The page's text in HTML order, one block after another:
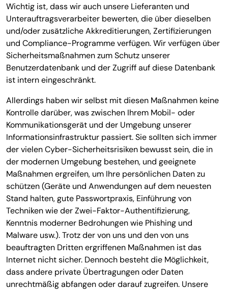
Wichtig ist, dass wir auch unsere Lieferanten und
Unterauftragsverarbeiter bewerten, die über dieselben
und/oder zusätzliche Akkreditierungen, Zertifizierungen
und Compliance-Programme verfügen. Wir verfügen über
Sicherheitsmaßnahmen zum Schutz unserer
Benutzerdatenbank und der Zugriff auf diese Datenbank
ist intern eingeschränkt.
Allerdings haben wir selbst mit diesen Maßnahmen keine
Kontrolle darüber, was zwischen Ihrem Mobil- oder
Kommunikationsgerät und der Umgebung unserer
Informationsinfrastruktur passiert. Sie sollten sich immer
der vielen Cyber-Sicherheitsrisiken bewusst sein, die in
der modernen Umgebung bestehen, und geeignete
Maßnahmen ergreifen, um Ihre persönlichen Daten zu
schützen (Geräte und Anwendungen auf dem neuesten
Stand halten, gute Passwortpraxis, Einführung von
Techniken wie der Zwei-Faktor-Authentifizierung,
Kenntnis moderner Bedrohungen wie Phishing und
Malware usw.). Trotz der von uns und den von uns
beauftragten Dritten ergriffenen Maßnahmen ist das
Internet nicht sicher. Dennoch besteht die Möglichkeit,
dass andere private Übertragungen oder Daten
unrechtmäßig abfangen oder darauf zugreifen. Unsere